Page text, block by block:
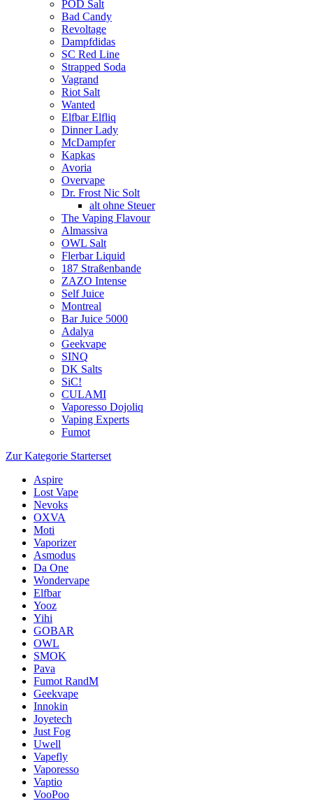
POD Salt
Bad Candy
Revoltage
Dampfdidas
SC Red Line
Strapped Soda
Vagrand
Riot Salt
Wanted
Elfbar Elfliq
Dinner Lady
McDampfer
Kapkas
Avoria
Overvape
Dr. Frost Nic Solt
alt ohne Steuer
The Vaping Flavour
Almassiva
OWL Salt
Flerbar Liquid
187 Straßenbande
ZAZO Intense
Self Juice
Montreal
Bar Juice 5000
Adalya
Geekvape
SINQ
DK Salts
SiC!
CULAMI
Vaporesso Dojoliq
Vaping Experts
Fumot
Zur Kategorie Starterset
Aspire
Lost Vape
Nevoks
OXVA
Moti
Vaporizer
Asmodus
Da One
Wondervape
Elfbar
Yooz
Yihi
GOBAR
OWL
SMOK
Pava
Fumot RandM
Geekvape
Innokin
Joyetech
Just Fog
Uwell
Vapefly
Vaporesso
Vaptio
VooPoo